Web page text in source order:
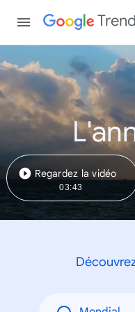
Regardez la vidéo
03:43